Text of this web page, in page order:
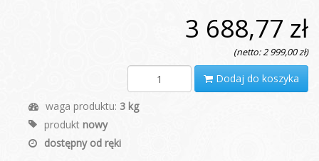
3 688,77 zł
(netto: 2 999,00 zł)
Dodaj do koszyka
waga produktu: 3 kg
produkt nowy
dostępny od ręki